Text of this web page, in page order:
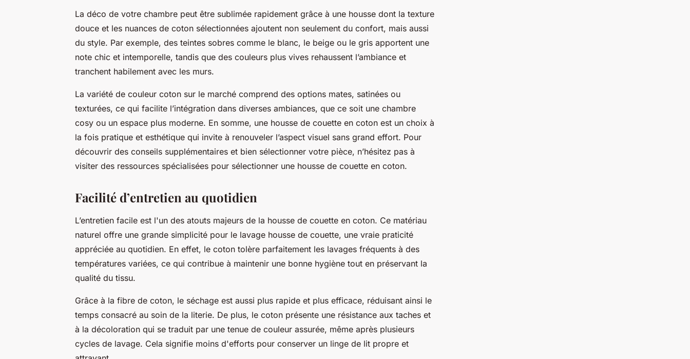
La déco de votre chambre peut être sublimée rapidement grâce à une housse dont la texture
douce et les nuances de coton sélectionnées ajoutent non seulement du confort, mais aussi
du style. Par exemple, des teintes sobres comme le blanc, le beige ou le gris apportent une
note chic et intemporelle, tandis que des couleurs plus vives rehaussent l’ambiance et
tranchent habilement avec les murs.
La variété de couleur coton sur le marché comprend des options mates, satinées ou
texturées, ce qui facilite l’intégration dans diverses ambiances, que ce soit une chambre
cosy ou un espace plus moderne. En somme, une housse de couette en coton est un choix à
la fois pratique et esthétique qui invite à renouveler l’aspect visuel sans grand effort. Pour
découvrir des conseils supplémentaires et bien sélectionner votre pièce, n’hésitez pas à
visiter des ressources spécialisées pour sélectionner une housse de couette en coton.
Facilité d’entretien au quotidien
L’entretien facile est l'un des atouts majeurs de la housse de couette en coton. Ce matériau
naturel offre une grande simplicité pour le lavage housse de couette, une vraie praticité
appréciée au quotidien. En effet, le coton tolère parfaitement les lavages fréquents à des
températures variées, ce qui contribue à maintenir une bonne hygiène tout en préservant la
qualité du tissu.
Grâce à la fibre de coton, le séchage est aussi plus rapide et plus efficace, réduisant ainsi le
temps consacré au soin de la literie. De plus, le coton présente une résistance aux taches et
à la décoloration qui se traduit par une tenue de couleur assurée, même après plusieurs
cycles de lavage. Cela signifie moins d'efforts pour conserver un linge de lit propre et